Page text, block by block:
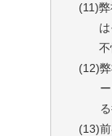
(11)
(12)
(13)